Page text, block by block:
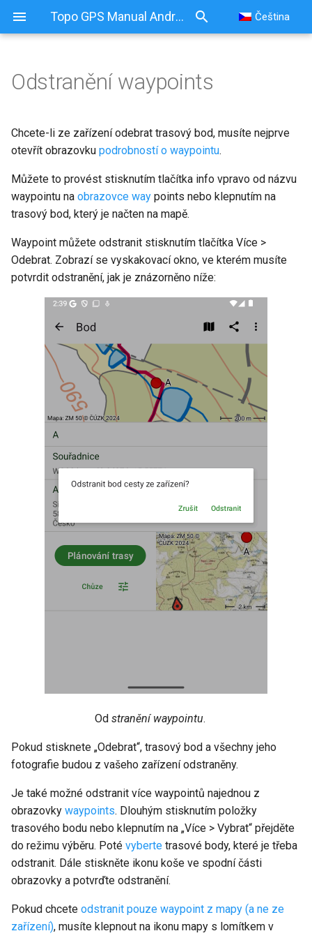
Topo GPS Manual Android Čeština
Odstranění waypoints
Chcete-li ze zařízení odebrat trasový bod, musíte nejprve
otevřít obrazovku podrobností o waypointu.
Můžete to provést stisknutím tlačítka info vpravo od názvu
waypointu na obrazovce way points nebo klepnutím na
trasový bod, který je načten na mapě.
Waypoint můžete odstranit stisknutím tlačítka Více >
Odebrat. Zobrazí se vyskakovací okno, ve kterém musíte
potvrdit odstranění, jak je znázorněno níže:
Od stranění waypointu.
Pokud stisknete „Odebrat“, trasový bod a všechny jeho
fotografie budou z vašeho zařízení odstraněny.
Je také možné odstranit více waypointů najednou z
obrazovky waypoints. Dlouhým stisknutím položky
trasového bodu nebo klepnutím na „Více > Vybrat“ přejděte
do režimu výběru. Poté vyberte trasové body, které je třeba
odstranit. Dále stiskněte ikonu koše ve spodní části
obrazovky a potvrďte odstranění.
Pokud chcete odstranit pouze waypoint z mapy (a ne ze
zařízení), musíte klepnout na ikonu mapy s lomítkem v